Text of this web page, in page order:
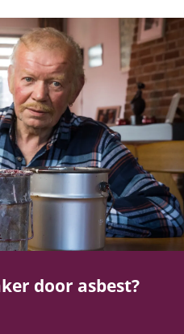
houtstof
door asbest?